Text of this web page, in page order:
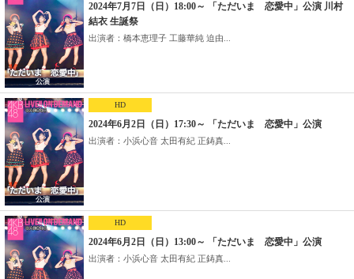
2024年7月7日（日）18:00～ 「ただいま 恋愛中」公演 川村
結衣 生誕祭
出演者：橋本恵理子 工藤華純 迫由...
HD
2024年6月2日（日）17:30～ 「ただいま 恋愛中」公演
出演者：小浜心音 太田有紀 正鋳真...
HD
2024年6月2日（日）13:00～ 「ただいま 恋愛中」公演
出演者：小浜心音 太田有紀 正鋳真...